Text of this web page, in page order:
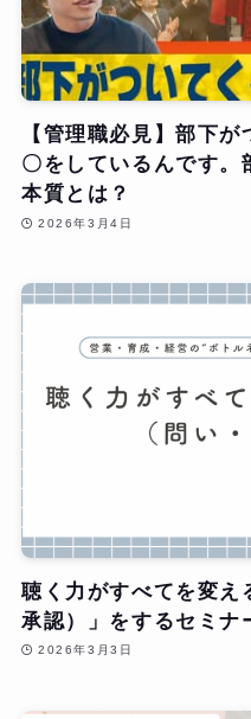
【管理職必見】部下
〇をしているんです。
本質とは？
2026年3月4日
聴く力がすべてを変え
承認）」をするセミナ
2026年3月3日